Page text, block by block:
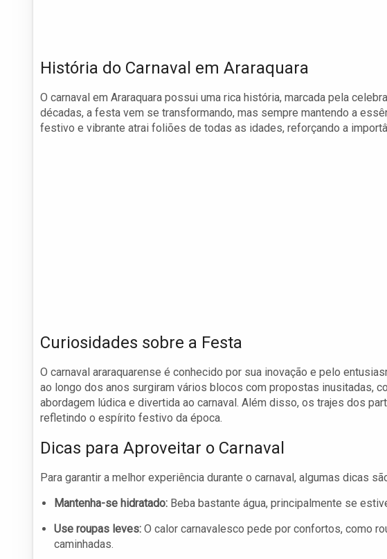
História do Carnaval em Araraquara
O carnaval em Araraquara possui uma rica história, marcada pela
décadas, a festa vem se transformando, mas sempre mantendo a
festivo e vibrante atrai foliões de todas as idades, reforçando a
Curiosidades sobre a Festa
O carnaval araraquarense é conhecido por sua inovação e pelo
ao longo dos anos surgiram vários blocos com propostas inusitadas,
abordagem lúdica e divertida ao carnaval. Além disso, os trajes dos
refletindo o espírito festivo da época.
Dicas para Aproveitar o Carnaval
Para garantir a melhor experiência durante o carnaval, algumas dicas
Mantenha-se hidratado: Beba bastante água, principalmente se
Use roupas leves: O calor carnavalesco pede por confortos, como
caminhadas.